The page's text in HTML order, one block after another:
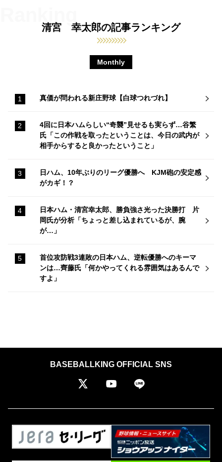
清宮 幸太郎の記事ランキング
Monthly
真価が問われる新庄野球【白球つれづれ】
4回に日本ハムらしい“奇襲”見せるも実らず…谷繁
氏「この作戦を取ったということは、今日の武内が
相手からすると良かったということ」
日ハム、10年ぶりのリーグ優勝へ KJM砲の安定感
がカギ！？
日本ハム・清宮幸太郎、勝負強さ光った決勝打 片
岡氏が分析「ちょっと差し込まれているが、腕
が…」
首位攻防戦3連敗の日本ハム、逆転優勝へのキーマ
ンは…齊藤氏「何かやってくれる雰囲気はあるんで
すよ」
BASEBALLKING OFFICIAL SNS